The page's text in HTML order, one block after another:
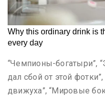
“Чемпионы-богатыри”,
дал сбой от этой
движуха”, “Мировые